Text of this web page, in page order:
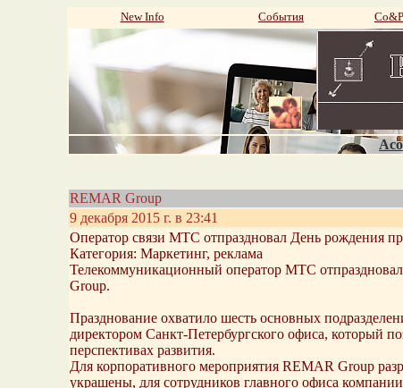
New Info События
REMAR Group
9 декабря 2015 г. в 23:41
Оператор связи МТС отпраздновал День рождения
Категория: Маркетинг, реклама
Телекоммуникационный оператор МТС
Group.
Празднование охватило шесть основных
директором Санкт-Петербургского офиса, который
перспективах развития.
Для корпоративного мероприятия REMAR Group
украшены, для сотрудников главного офиса